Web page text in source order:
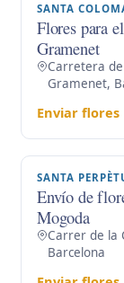
SANTA
Flores para
Gramenet
Carretera de
Gramenet,
Enviar
SANTA
Envío de
Mogoda
Carrer de la
Barcelona